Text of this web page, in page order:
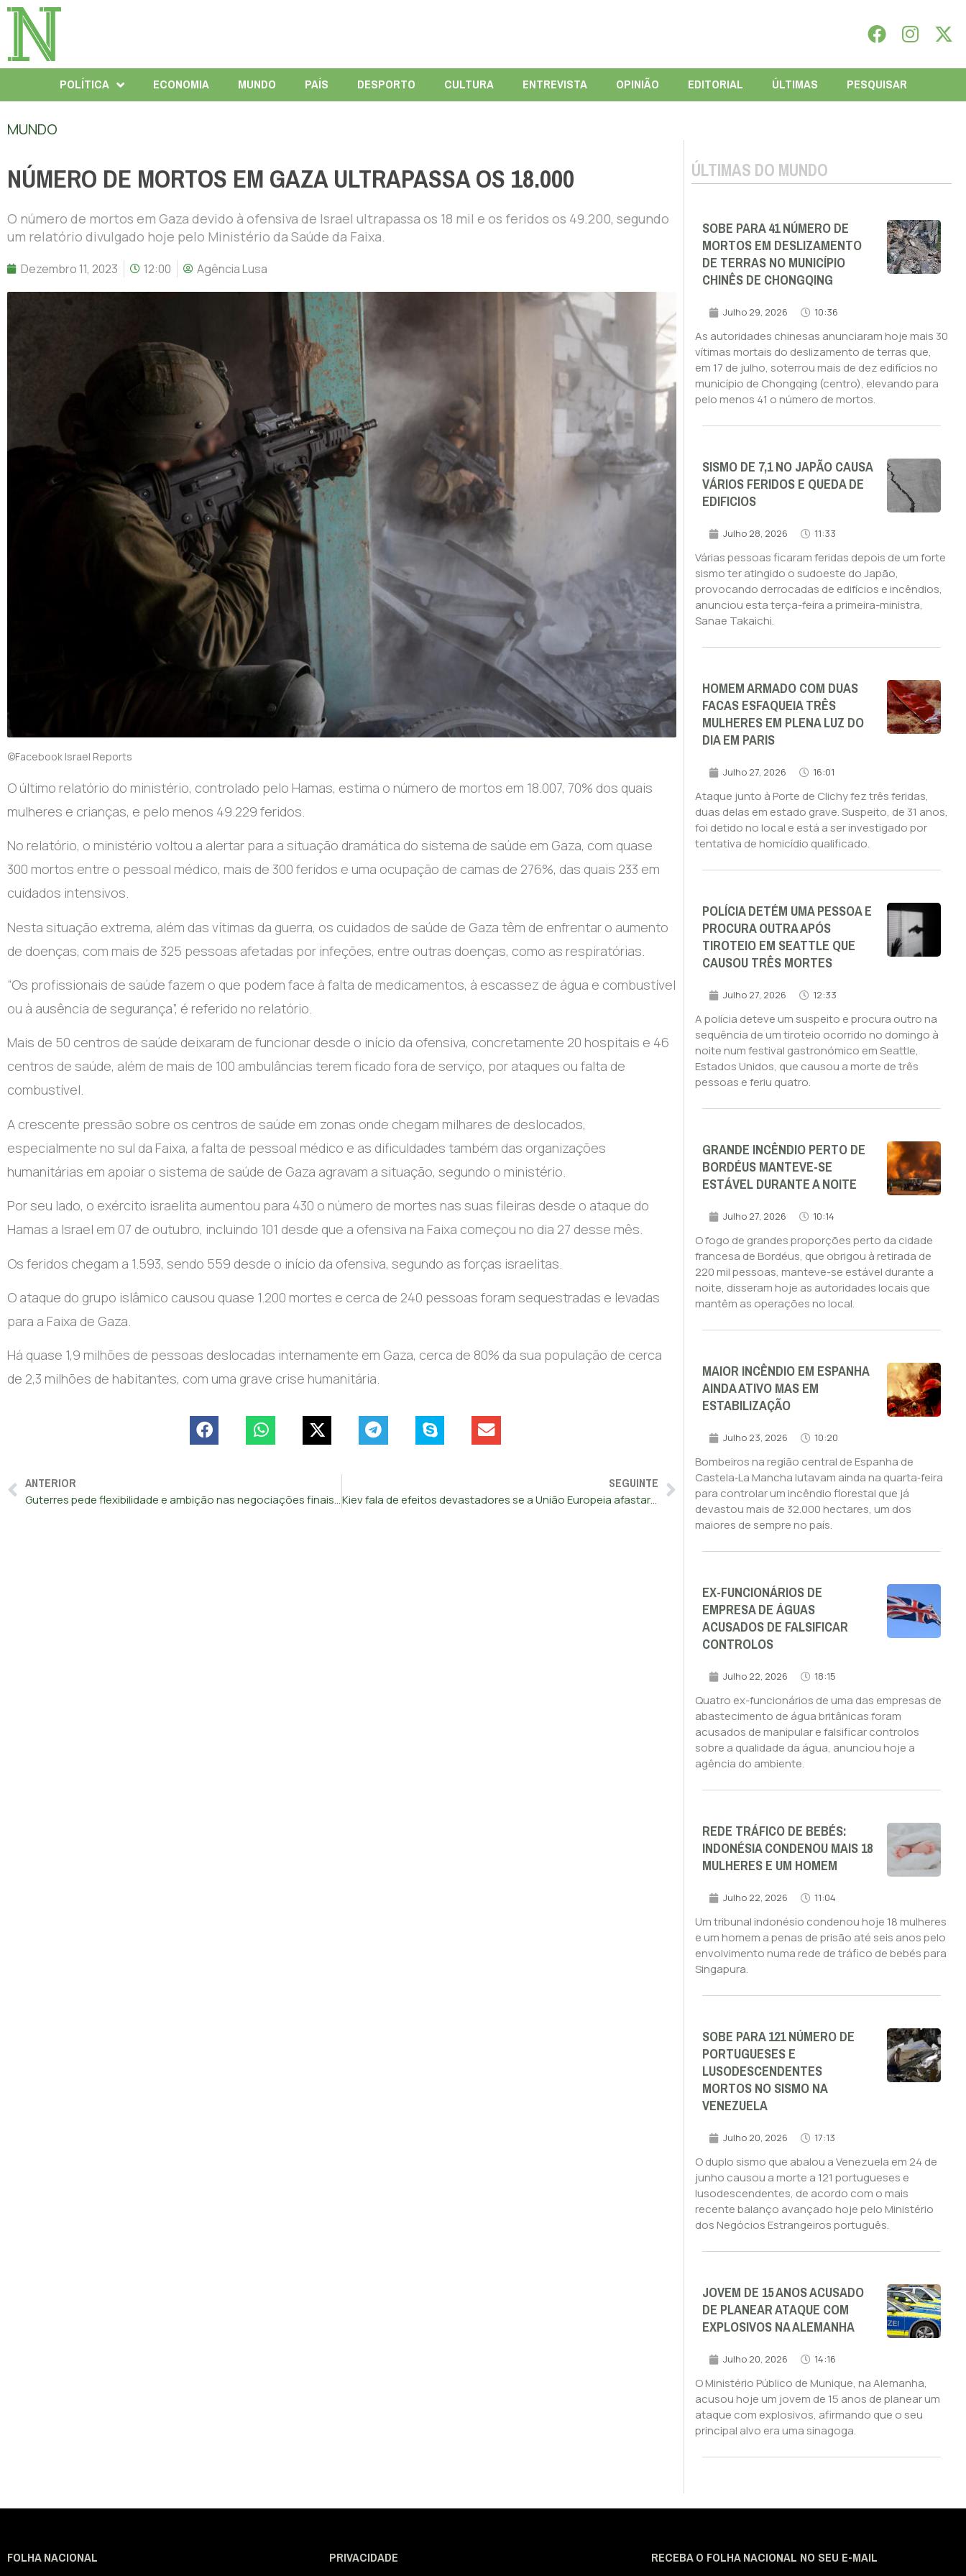
POLÍTICA ECONOMIA MUNDO PAÍS DESPORTO CULTURA ENTREVISTA OPINIÃO EDITORIAL ÚLTIMAS PESQUISAR
MUNDO
NÚMERO DE MORTOS EM GAZA ULTRAPASSA OS 18.000
O número de mortos em Gaza devido à ofensiva de Israel ultrapassa os 18 mil e os feridos os 49.200, segundo
um relatório divulgado hoje pelo Ministério da Saúde da Faixa.
Dezembro 11, 2023 12:00 Agência Lusa
©Facebook Israel Reports
O último relatório do ministério, controlado pelo Hamas, estima o número de mortos em 18.007, 70% dos quais
mulheres e crianças, e pelo menos 49.229 feridos.
No relatório, o ministério voltou a alertar para a situação dramática do sistema de saúde em Gaza, com quase
300 mortos entre o pessoal médico, mais de 300 feridos e uma ocupação de camas de 276%, das quais 233 em
cuidados intensivos.
Nesta situação extrema, além das vítimas da guerra, os cuidados de saúde de Gaza têm de enfrentar o aumento
de doenças, com mais de 325 pessoas afetadas por infeções, entre outras doenças, como as respiratórias.
“Os profissionais de saúde fazem o que podem face à falta de medicamentos, à escassez de água e combustível
ou à ausência de segurança”, é referido no relatório.
Mais de 50 centros de saúde deixaram de funcionar desde o início da ofensiva, concretamente 20 hospitais e 46
centros de saúde, além de mais de 100 ambulâncias terem ficado fora de serviço, por ataques ou falta de
combustível.
A crescente pressão sobre os centros de saúde em zonas onde chegam milhares de deslocados,
especialmente no sul da Faixa, a falta de pessoal médico e as dificuldades também das organizações
humanitárias em apoiar o sistema de saúde de Gaza agravam a situação, segundo o ministério.
Por seu lado, o exército israelita aumentou para 430 o número de mortes nas suas fileiras desde o ataque do
Hamas a Israel em 07 de outubro, incluindo 101 desde que a ofensiva na Faixa começou no dia 27 desse mês.
Os feridos chegam a 1.593, sendo 559 desde o início da ofensiva, segundo as forças israelitas.
O ataque do grupo islâmico causou quase 1.200 mortes e cerca de 240 pessoas foram sequestradas e levadas
para a Faixa de Gaza.
Há quase 1,9 milhões de pessoas deslocadas internamente em Gaza, cerca de 80% da sua população de cerca
de 2,3 milhões de habitantes, com uma grave crise humanitária.
ANTERIOR
Guterres pede flexibilidade e ambição nas negociações finais da COP28 para cumprir objetivos de Paris
SEGUINTE
Kiev fala de efeitos devastadores se a União Europeia afastar adesão
ÚLTIMAS DO MUNDO
SOBE PARA 41 NÚMERO DE
MORTOS EM DESLIZAMENTO
DE TERRAS NO MUNICÍPIO
CHINÊS DE CHONGQING
Julho 29, 2026 10:36
As autoridades chinesas anunciaram hoje mais 30
vítimas mortais do deslizamento de terras que,
em 17 de julho, soterrou mais de dez edifícios no
município de Chongqing (centro), elevando para
pelo menos 41 o número de mortos.
SISMO DE 7,1 NO JAPÃO CAUSA
VÁRIOS FERIDOS E QUEDA DE
EDIFICIOS
Julho 28, 2026 11:33
Várias pessoas ficaram feridas depois de um forte
sismo ter atingido o sudoeste do Japão,
provocando derrocadas de edifícios e incêndios,
anunciou esta terça-feira a primeira-ministra,
Sanae Takaichi.
HOMEM ARMADO COM DUAS
FACAS ESFAQUEIA TRÊS
MULHERES EM PLENA LUZ DO
DIA EM PARIS
Julho 27, 2026 16:01
Ataque junto à Porte de Clichy fez três feridas,
duas delas em estado grave. Suspeito, de 31 anos,
foi detido no local e está a ser investigado por
tentativa de homicídio qualificado.
POLÍCIA DETÉM UMA PESSOA E
PROCURA OUTRA APÓS
TIROTEIO EM SEATTLE QUE
CAUSOU TRÊS MORTES
Julho 27, 2026 12:33
A polícia deteve um suspeito e procura outro na
sequência de um tiroteio ocorrido no domingo à
noite num festival gastronómico em Seattle,
Estados Unidos, que causou a morte de três
pessoas e feriu quatro.
GRANDE INCÊNDIO PERTO DE
BORDÉUS MANTEVE-SE
ESTÁVEL DURANTE A NOITE
Julho 27, 2026 10:14
O fogo de grandes proporções perto da cidade
francesa de Bordéus, que obrigou à retirada de
220 mil pessoas, manteve-se estável durante a
noite, disseram hoje as autoridades locais que
mantêm as operações no local.
MAIOR INCÊNDIO EM ESPANHA
AINDA ATIVO MAS EM
ESTABILIZAÇÃO
Julho 23, 2026 10:20
Bombeiros na região central de Espanha de
Castela‑La Mancha lutavam ainda na quarta‑feira
para controlar um incêndio florestal que já
devastou mais de 32.000 hectares, um dos
maiores de sempre no país.
EX-FUNCIONÁRIOS DE
EMPRESA DE ÁGUAS
ACUSADOS DE FALSIFICAR
CONTROLOS
Julho 22, 2026 18:15
Quatro ex-funcionários de uma das empresas de
abastecimento de água britânicas foram
acusados de manipular e falsificar controlos
sobre a qualidade da água, anunciou hoje a
agência do ambiente.
REDE TRÁFICO DE BEBÉS:
INDONÉSIA CONDENOU MAIS 18
MULHERES E UM HOMEM
Julho 22, 2026 11:04
Um tribunal indonésio condenou hoje 18 mulheres
e um homem a penas de prisão até seis anos pelo
envolvimento numa rede de tráfico de bebés para
Singapura.
SOBE PARA 121 NÚMERO DE
PORTUGUESES E
LUSODESCENDENTES
MORTOS NO SISMO NA
VENEZUELA
Julho 20, 2026 17:13
O duplo sismo que abalou a Venezuela em 24 de
junho causou a morte a 121 portugueses e
lusodescendentes, de acordo com o mais
recente balanço avançado hoje pelo Ministério
dos Negócios Estrangeiros português.
JOVEM DE 15 ANOS ACUSADO
DE PLANEAR ATAQUE COM
EXPLOSIVOS NA ALEMANHA
Julho 20, 2026 14:16
O Ministério Público de Munique, na Alemanha,
acusou hoje um jovem de 15 anos de planear um
ataque com explosivos, afirmando que o seu
principal alvo era uma sinagoga.
FOLHA NACIONAL PRIVACIDADE RECEBA O FOLHA NACIONAL NO SEU E-MAIL